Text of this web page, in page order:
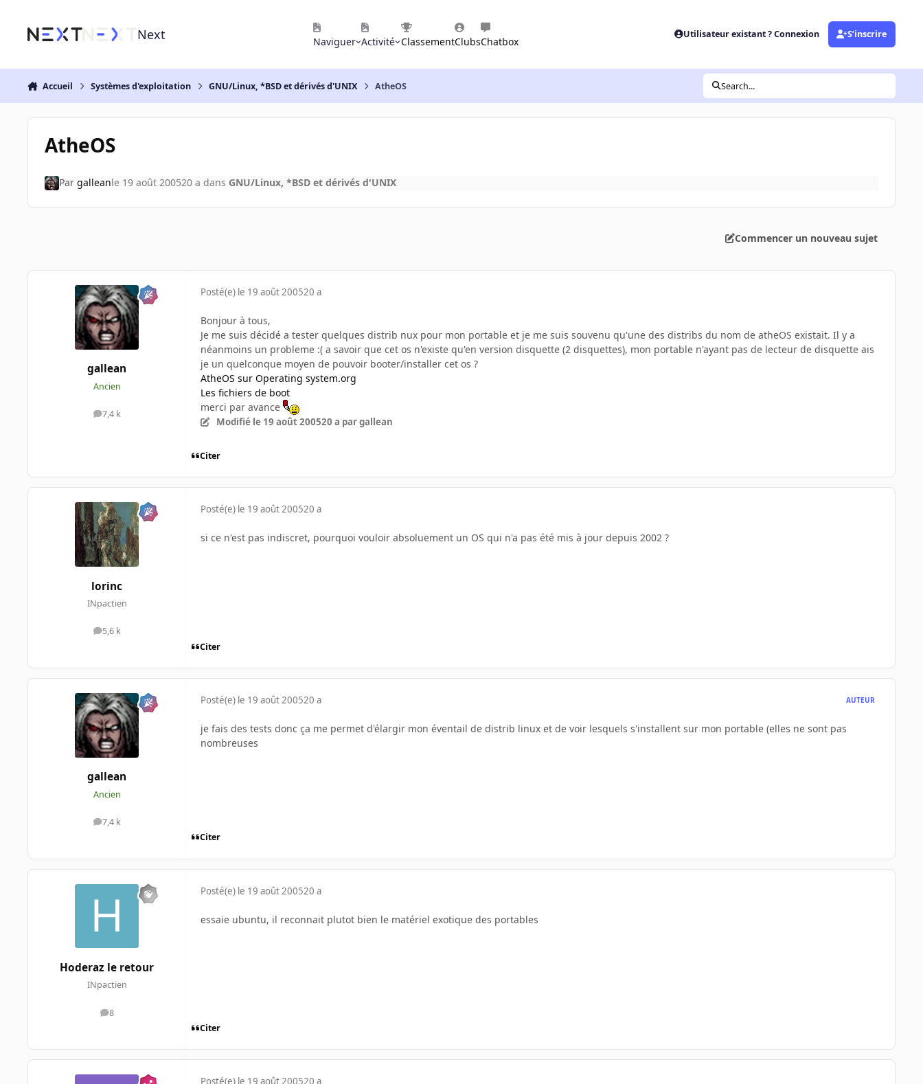
Next Naviguer Activité ClassementClubsChatbox
Utilisateur existant ? Connexion S’inscrire
Accueil Systèmes d'exploitation GNU/Linux, *BSD et dérivés d'UNIX AtheOS Search...
AtheOS
Par galleanle 19 août 200520 a dans GNU/Linux, *BSD et dérivés d'UNIX
Commencer un nouveau sujet
gallean
Ancien
7,4 k
messages
Posté(e) le 19 août 200520 a
Bonjour à tous,
Je me suis décidé a tester quelques distrib nux pour mon portable et je me suis souvenu qu'une des distribs du nom de atheOS existait. Il y a
néanmoins un probleme :( a savoir que cet os n'existe qu'en version disquette (2 disquettes), mon portable n'ayant pas de lecteur de disquette ais
je un quelconque moyen de pouvoir booter/installer cet os ?
AtheOS sur Operating system.org
Les fichiers de boot
merci par avance
Modifié le 19 août 200520 a par gallean
Citer
lorinc
INpactien
5,6 k
messages
Posté(e) le 19 août 200520 a
si ce n'est pas indiscret, pourquoi vouloir absoluement un OS qui n'a pas été mis à jour depuis 2002 ?
Citer
gallean
Ancien
7,4 k
messages
Posté(e) le 19 août 200520 a AUTEUR
je fais des tests donc ça me permet d'élargir mon éventail de distrib linux et de voir lesquels s'installent sur mon portable (elles ne sont pas
nombreuses
Citer
Hoderaz le retour
INpactien
8
messages
Posté(e) le 19 août 200520 a
essaie ubuntu, il reconnait plutot bien le matériel exotique des portables
Citer